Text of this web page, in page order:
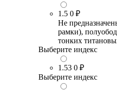
1.5 0 ₽
Не
рамки),
тонких
Выберите индекс
1.53 0 ₽
Выберите индекс